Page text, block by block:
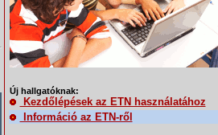
Új hallgatóknak:
Kezdőlépések az ETN használatához
Információ az ETN-ről